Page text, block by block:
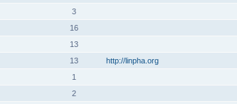
3
16
13
13 http://linpha.org
1
2